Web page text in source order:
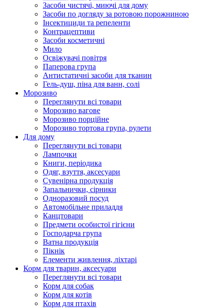
Засоби чистячі, миючі для дому
Засоби по догляду за ротовою порожниною
Інсектициди та репеленти
Контрацептиви
Засоби косметичні
Мило
Освіжувачі повітря
Паперова група
Антистатичні засоби для тканин
Гель-душ, піна для ванн, солі
Морозиво
Переглянути всі товари
Морозиво вагове
Морозиво порційне
Морозиво тортова група, рулети
Для дому
Переглянути всі товари
Лампочки
Книги, періодика
Одяг, взуття, аксесуари
Сувенірна продукція
Запальнички, сірники
Одноразовий посуд
Автомобільне приладдя
Канцтовари
Предмети особистої гігієни
Господарча група
Ватна продукція
Пікнік
Елементи живлення, ліхтарі
Корм для тварин, аксесуари
Переглянути всі товари
Корм для собак
Корм для котів
Корм для птахів